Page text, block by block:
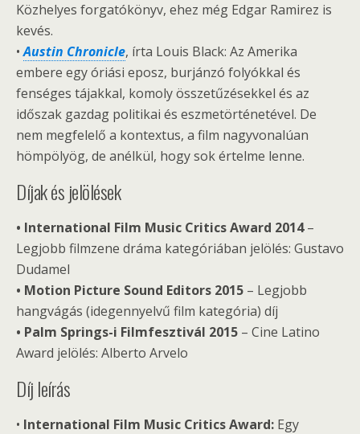
Közhelyes forgatókönyv, ehez még Edgar Ramirez is
kevés.
•Austin Chronicle, írta Louis Black: Az Amerika
embere egy óriási eposz, burjánzó folyókkal és
fenséges tájakkal, komoly összetűzésekkel és az
időszak gazdag politikai és eszmetörténetével. De
nem megfelelő a kontextus, a film nagyvonalúan
hömpölyög, de anélkül, hogy sok értelme lenne.
Díjak és jelölések
• International Film Music Critics Award 2014–
Legjobb filmzene dráma kategóriában jelölés: Gustavo
Dudamel
• Motion Picture Sound Editors 2015 – Legjobb
hangvágás (idegennyelvű film kategória) díj
• Palm Springs-i Filmfesztivál 2015 – Cine Latino
Award jelölés: Alberto Arvelo
Díj leírás
• International Film Music Critics Award: Egy